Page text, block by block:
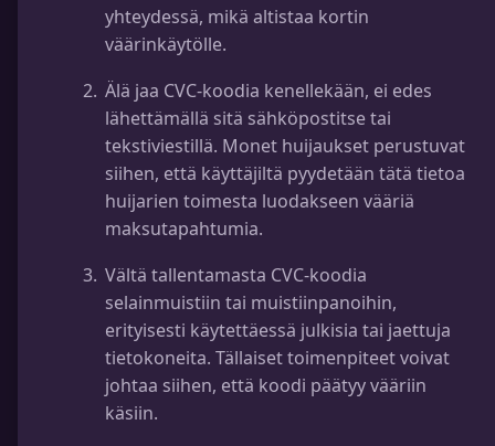
yhteydessä, mikä altistaa kortin
väärinkäytölle.
Älä jaa CVC-koodia kenellekään, ei edes
lähettämällä sitä sähköpostitse tai
tekstiviestillä. Monet huijaukset perustuvat
siihen, että käyttäjiltä pyydetään tätä tietoa
huijarien toimesta luodakseen vääriä
maksutapahtumia.
Vältä tallentamasta CVC-koodia
selainmuistiin tai muistiinpanoihin,
erityisesti käytettäessä julkisia tai jaettuja
tietokoneita. Tällaiset toimenpiteet voivat
johtaa siihen, että koodi päätyy vääriin
käsiin.